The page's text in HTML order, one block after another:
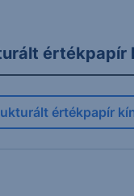
értékpapír
értékpapír